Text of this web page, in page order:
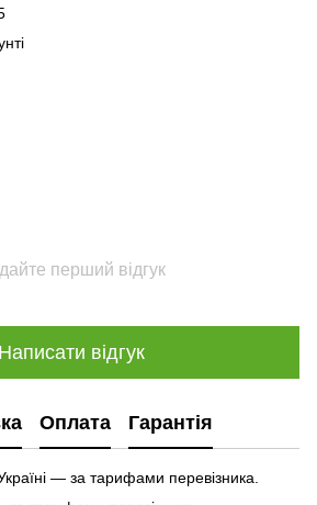
перший відгук
Написати відгук
Оплата Гарантія
— за тарифами перевізника.